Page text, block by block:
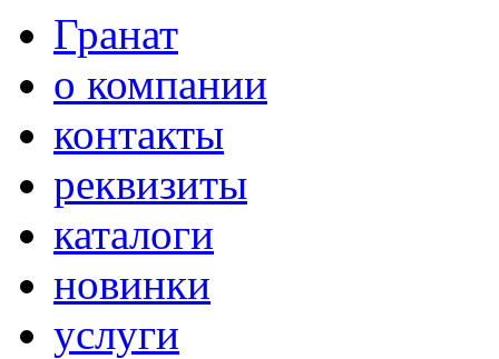
Гранат
о компании
контакты
реквизиты
каталоги
новинки
услуги